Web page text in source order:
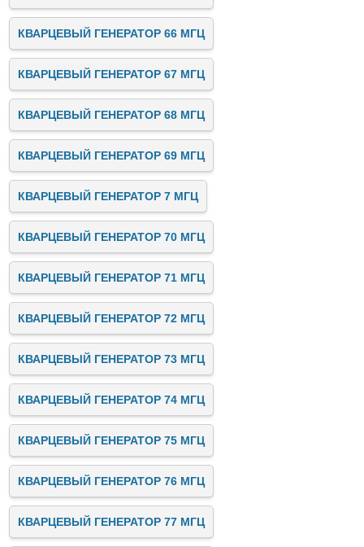
КВАРЦЕВЫЙ ГЕНЕРАТОР 66 МГЦ
КВАРЦЕВЫЙ ГЕНЕРАТОР 67 МГЦ
КВАРЦЕВЫЙ ГЕНЕРАТОР 68 МГЦ
КВАРЦЕВЫЙ ГЕНЕРАТОР 69 МГЦ
КВАРЦЕВЫЙ ГЕНЕРАТОР 7 МГЦ
КВАРЦЕВЫЙ ГЕНЕРАТОР 70 МГЦ
КВАРЦЕВЫЙ ГЕНЕРАТОР 71 МГЦ
КВАРЦЕВЫЙ ГЕНЕРАТОР 72 МГЦ
КВАРЦЕВЫЙ ГЕНЕРАТОР 73 МГЦ
КВАРЦЕВЫЙ ГЕНЕРАТОР 74 МГЦ
КВАРЦЕВЫЙ ГЕНЕРАТОР 75 МГЦ
КВАРЦЕВЫЙ ГЕНЕРАТОР 76 МГЦ
КВАРЦЕВЫЙ ГЕНЕРАТОР 77 МГЦ